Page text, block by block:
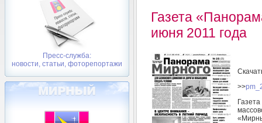
Пресс-служба:
новости, статьи, фоторепортажи
Газета
июня 2011 года
>>